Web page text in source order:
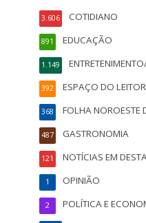
COTIDIANO
3.606
EDUCAÇÃO
891
1.149
ESPAÇO DO LEITOR
392
FOLHA NOROESTE
368
GASTRONOMIA
487
NOTÍCIAS EM
121
OPINIÃO
1
POLÍTICA E
2